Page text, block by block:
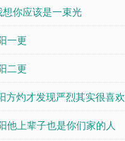
你应该是一束光
一更
二更
方灼才发现严烈其实很喜欢
他上辈子也是你们家的人